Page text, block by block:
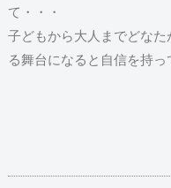
て・・・
子どもから大人までどな
る舞台になると自信を持っ